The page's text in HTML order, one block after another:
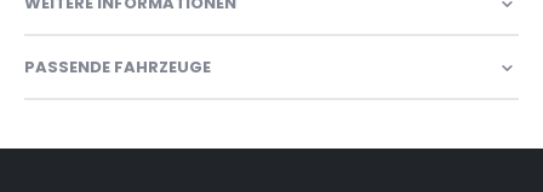
PASSENDE FAHRZEUGE